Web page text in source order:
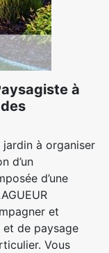
à
jardin à organiser
d’un
d’une
et
de paysage
Vous